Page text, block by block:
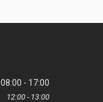
08:00 17:00
12:00 13:00